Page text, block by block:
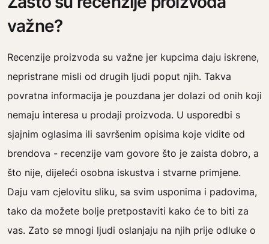
važne?
Recenzije proizvoda su važne jer kupcima daju iskrene,
nepristrane misli od drugih ljudi poput njih. Takva
povratna informacija je pouzdana jer dolazi od onih koji
nemaju interesa u prodaji proizvoda. U usporedbi s
sjajnim oglasima ili savršenim opisima koje vidite od
brendova - recenzije vam govore što je zaista dobro, a
što nije, dijeleći osobna iskustva i stvarne primjene.
Daju vam cjelovitu sliku, sa svim usponima i padovima,
tako da možete bolje pretpostaviti kako će to biti za
vas. Zato se mnogi ljudi oslanjaju na njih prije odluke o